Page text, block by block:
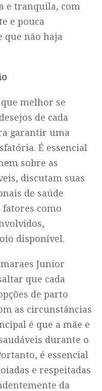
e tranquila, com
e pouca
que não haja
melhor se
de cada
garantir uma
É essencial
sobre as
discutam suas
de saúde
como
disponível.
Junior
que cada
de parto
as circunstâncias
é que a mãe e
durante o
é essencial
e respeitadas
da